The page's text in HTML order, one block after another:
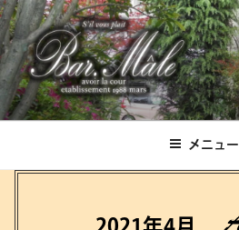
コ
ン
テ
ン
ツ
へBar.Male メニュー